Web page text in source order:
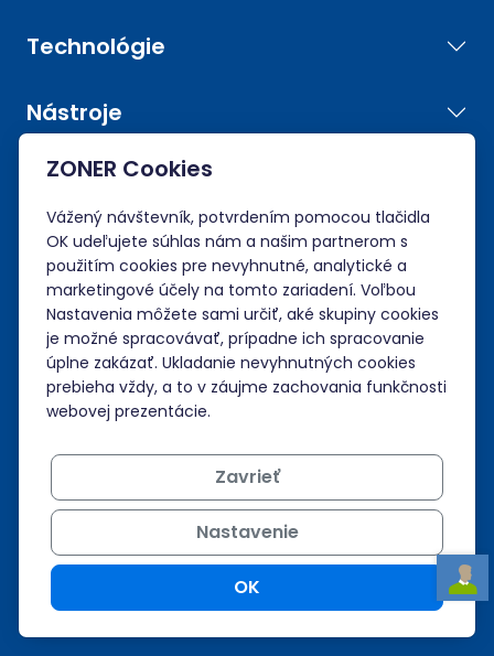
Technológie
Nástroje
Spoločnosť
Administrácia
Prihlásiť sa
Neviem si rady?
Nápoveda
Podpora 24/7
+421 268 265 986
admin@zoner.sk
ZONER Cookies
Vážený návštevník, potvrdením pomocou tlačidla
OK udeľujete súhlas nám a našim partnerom s
použitím cookies pre nevyhnutné, analytické a
marketingové účely na tomto zariadení. Voľbou
Nastavenia môžete sami určiť, aké skupiny cookies
je možné spracovávať, prípadne ich spracovanie
úplne zakázať. Ukladanie nevyhnutných cookies
prebieha vždy, a to v záujme zachovania funkčnosti
webovej prezentácie.
Zavrieť
Nastavenie
OK